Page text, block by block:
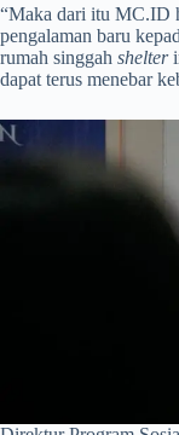
“Maka dari itu MC.ID
pengalaman baru
rumah singgah shelter
dapat terus menebar